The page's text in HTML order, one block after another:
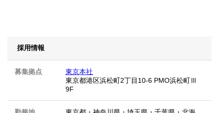
採用情報
募集拠点
東京本社
東京都港区浜松町2丁目10-6 PMO浜松町Ⅲ
9F